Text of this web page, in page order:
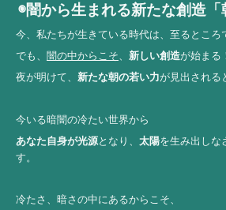
◉闇から生まれる新たな創造「
今、私たちが生きている時代は、至るところ
でも、 闇の中からこそ 新しい創造が始まる
夜が明けて、 新たな朝の若い力が見出される
今いる暗闇の冷たい世界から
あなた自身が光源となり、 太陽を生み出しな
す。
冷たさ、暗さの中にあるからこそ、